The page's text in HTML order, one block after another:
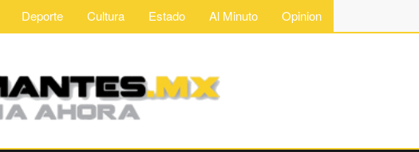
Deporte Cultura Estado Al Minuto Opinion